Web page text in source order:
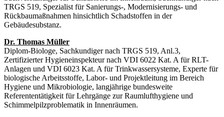
TRGS 519, Spezialist für Sanierungs-, Modernisierungs- und
Rückbaumaßnahmen hinsichtlich Schadstoffen in der
Gebäudesubstanz.
Dr. Thomas Müller
Diplom-Biologe, Sachkundiger nach TRGS 519, Anl.3,
Zertifizierter Hygieneinspekteur nach VDI 6022 Kat. A für RLT-
Anlagen und VDI 6023 Kat. A für Trinkwassersysteme, Experte für
biologische Arbeitsstoffe, Labor- und Projektleitung im Bereich
Hygiene und Mikrobiologie, langjährige bundesweite
Referententätigkeit für Lehrgänge zur Raumlufthygiene und
Schimmelpilzproblematik in Innenräumen.